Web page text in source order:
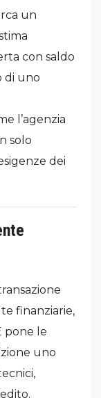
un
con saldo
di uno
l’agenzia
solo
dei
finanziarie,
pone le
uno